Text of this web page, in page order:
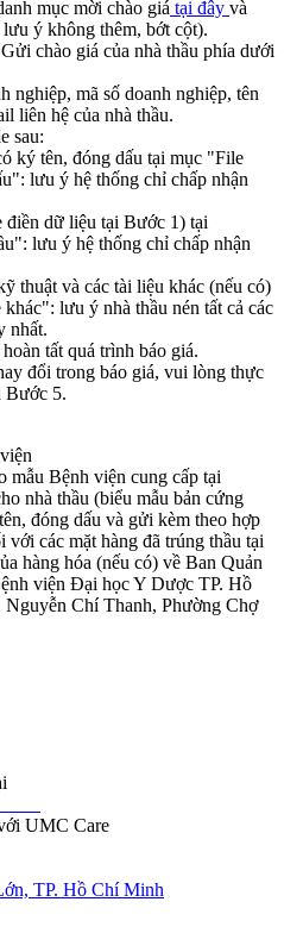
mục mời chào giá tại đây và
ý không thêm, bớt cột).
chào giá của nhà thầu phía dưới
nghiệp, mã số doanh nghiệp, tên
liên hệ của nhà thầu.
sau:
ký tên, đóng dấu tại mục "File
lưu ý hệ thống chỉ chấp nhận
dữ liệu tại Bước 1) tại
lưu ý hệ thống chỉ chấp nhận
thuật và các tài liệu khác (nếu có)
lưu ý nhà thầu nén tất cả các
nhất.
tất quá trình báo giá.
đổi trong báo giá, vui lòng thực
Bước 5.
mẫu Bệnh viện cung cấp tại
nhà thầu (biểu mẫu bản cứng
đóng dấu và gửi kèm theo hợp
các mặt hàng đã trúng thầu tại
hàng hóa (nếu có) về Ban Quản
viện Đại học Y Dược TP. Hồ
Chí Thanh, Phường Chợ
UMC Care
TP. Hồ Chí Minh